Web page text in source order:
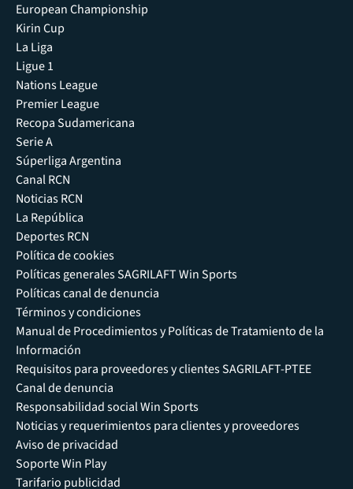
European Championship
Kirin Cup
La Liga
Ligue 1
Nations League
Premier League
Recopa Sudamericana
Serie A
Súperliga Argentina
Canal RCN
Noticias RCN
La República
Deportes RCN
Política de cookies
Políticas generales SAGRILAFT Win Sports
Políticas canal de denuncia
Términos y condiciones
Manual de Procedimientos y Políticas de Tratamiento de la
Información
Requisitos para proveedores y clientes SAGRILAFT-PTEE
Canal de denuncia
Responsabilidad social Win Sports
Noticias y requerimientos para clientes y proveedores
Aviso de privacidad
Soporte Win Play
Tarifario publicidad